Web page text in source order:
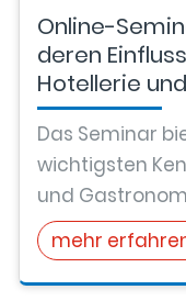
Online-
deren
Hotellerie
Das Seminar
wichtigsten
und
mehr